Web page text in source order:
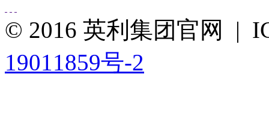
© 2016 英利集团官网 |
19011859号-2